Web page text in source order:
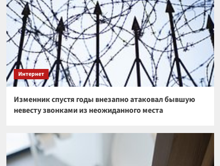
Интернет
Изменник спустя годы внезапно атаковал бывшую
невесту звонками из неожиданного места